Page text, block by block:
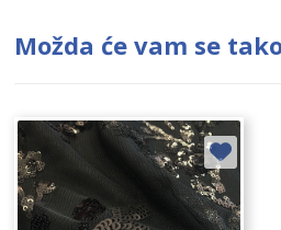
Možda će vam se